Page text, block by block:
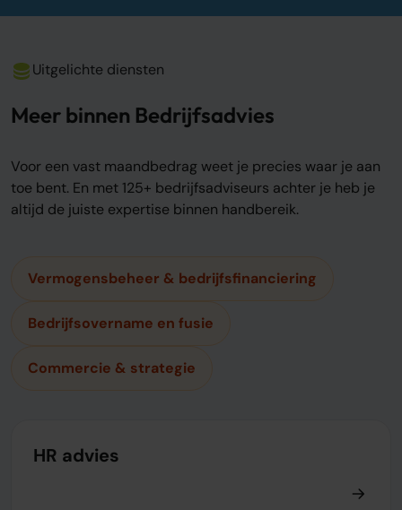
Uitgelichte diensten
Meer binnen Bedrijfsadvies
Voor een vast maandbedrag weet je precies waar je aan
toe bent. En met 125+ bedrijfsadviseurs achter je heb je
altijd de juiste expertise binnen handbereik.
Vermogensbeheer & bedrijfsfinanciering
Bedrijfsovername en fusie
Commercie & strategie
HR advies
Werken bij
Contact
Login